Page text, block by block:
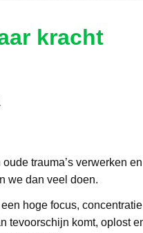
kracht
trauma’s verwerken
we dan veel doen.
hoge focus,
tevoorschijn komt, oplost